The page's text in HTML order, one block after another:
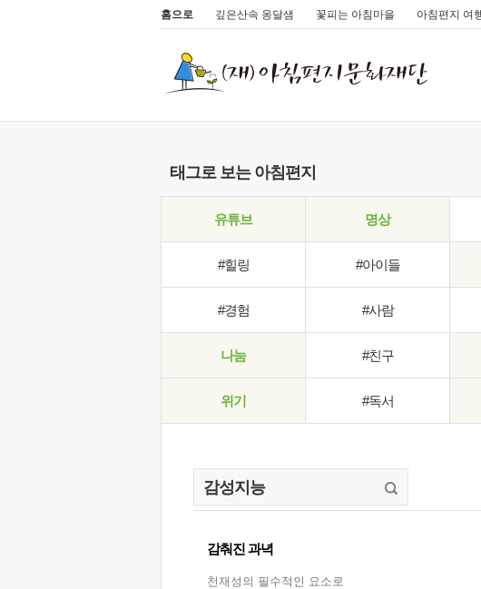
홈으로 깊은산속 옹달샘 꽃피는 아침마을 아침편지 여
태그로 보는 아침편지
유튜브 명상
#힐링 #아이들
#경험 #사람
나눔 #친구
위기 #독서
감춰진 과녁
천재성의 필수적인 요소로